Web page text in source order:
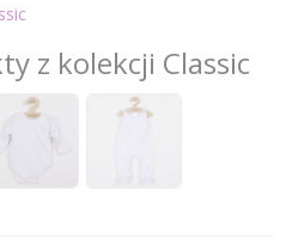
z kolekcji Classic